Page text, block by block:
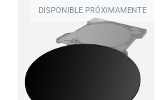
DISPONIBLE PRÓXIMAMENTE